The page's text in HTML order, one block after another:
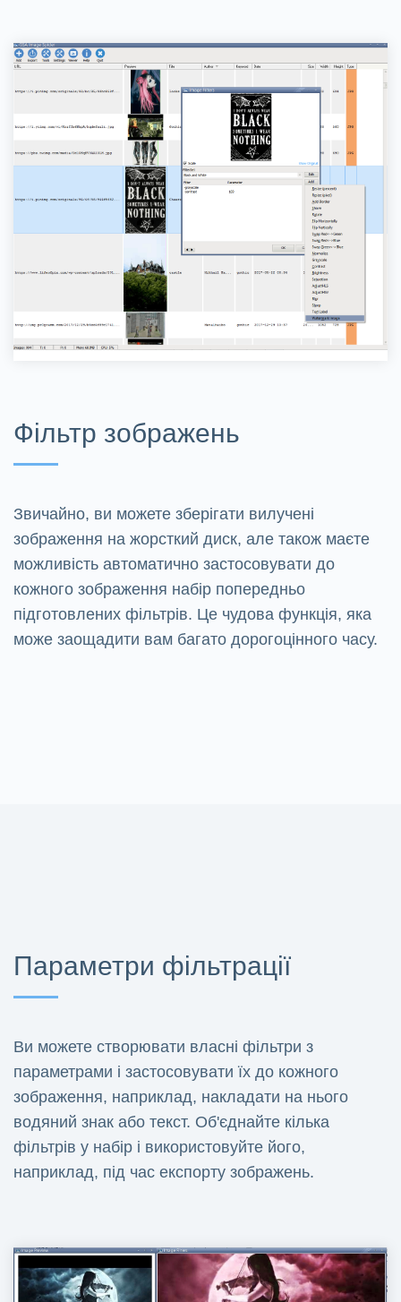
Фільтр зображень
Звичайно, ви можете зберігати вилучені
зображення на жорсткий диск, але також маєте
можливість автоматично застосовувати до
кожного зображення набір попередньо
підготовлених фільтрів. Це чудова функція, яка
може заощадити вам багато дорогоцінного часу.
Параметри фільтрації
Ви можете створювати власні фільтри з
параметрами і застосовувати їх до кожного
зображення, наприклад, накладати на нього
водяний знак або текст. Об'єднайте кілька
фільтрів у набір і використовуйте його,
наприклад, під час експорту зображень.